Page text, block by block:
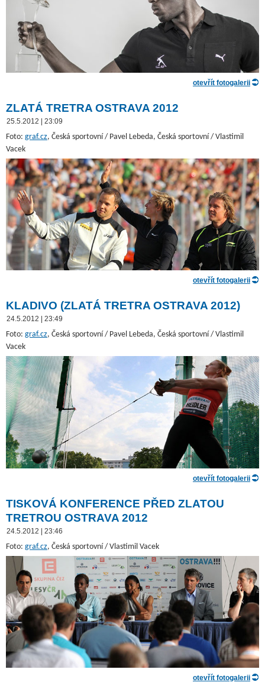
otevřít fotogalerii
ZLATÁ TRETRA OSTRAVA 2012
25.5.2012 | 23:09
Foto: graf.cz, Česká sportovní / Pavel Lebeda, Česká sportovní / Vlastimil
Vacek
otevřít fotogalerii
KLADIVO (ZLATÁ TRETRA OSTRAVA 2012)
24.5.2012 | 23:49
Foto: graf.cz, Česká sportovní / Pavel Lebeda, Česká sportovní / Vlastimil
Vacek
otevřít fotogalerii
TISKOVÁ KONFERENCE PŘED ZLATOU
TRETROU OSTRAVA 2012
24.5.2012 | 23:46
Foto: graf.cz, Česká sportovní / Vlastimil Vacek
otevřít fotogalerii